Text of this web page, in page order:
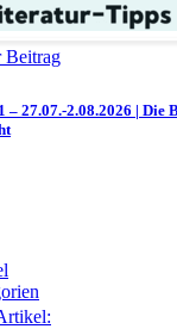
Beitrag
27.07.-2.08.2026 | Die